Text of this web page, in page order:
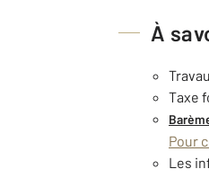
À
Taxe
Pour
Les